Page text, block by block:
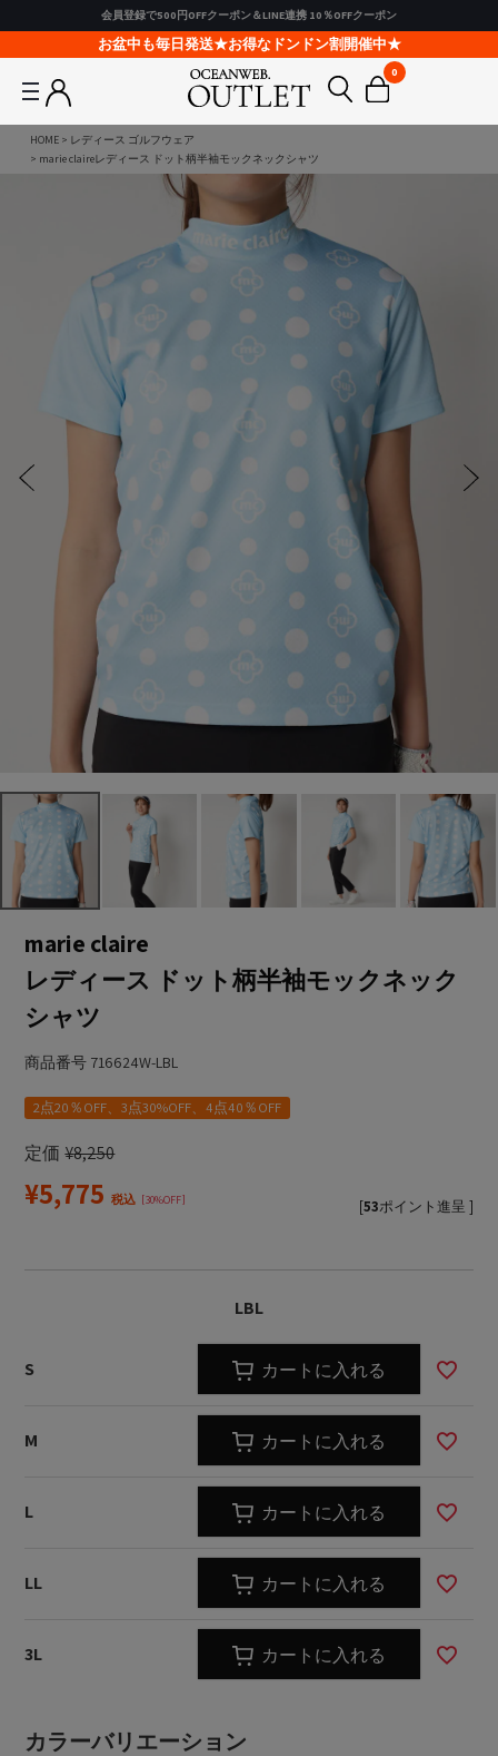
会員登録で500円OFFクーポン＆LINE連携 10％OFFクーポン
お盆中も毎日発送★お得なドンドン割開催中★
0
HOME
レディース ゴルフウェア
marie claireレディース ドット柄半袖モックネックシャツ
marie claire
レディース ドット柄半袖モックネック
シャツ
商品番号 716624W-LBL
2点20％OFF、3点30%OFF、4点40％OFF
定価 ¥8,250
30%OFF
¥5,775 税込 [53ポイント進呈 ]
LBL
S カートに入れる
M カートに入れる
L カートに入れる
LL カートに入れる
3L カートに入れる
カラーバリエーション